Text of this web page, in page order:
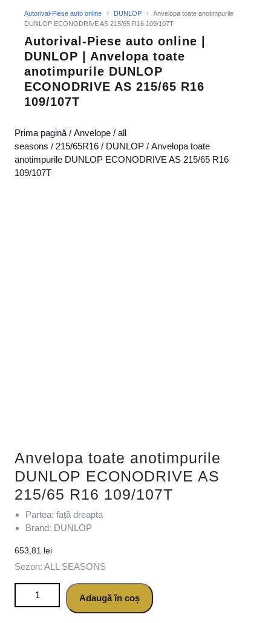
Autorival-Piese auto online › DUNLOP ›
Anvelopa toate anotimpurile
DUNLOP ECONODRIVE AS 215/65 R16 109/107T
Autorival-Piese auto online |
DUNLOP | Anvelopa toate
anotimpurile DUNLOP
ECONODRIVE AS 215/65 R16
109/107T
Prima pagină / Anvelope / all
seasons / 215/65R16 / DUNLOP / Anvelopa toate
anotimpurile DUNLOP ECONODRIVE AS 215/65 R16
109/107T
Anvelopa toate anotimpurile
DUNLOP ECONODRIVE AS
215/65 R16 109/107T
Partea: față dreapta
Brand: DUNLOP
653,81 lei
Sezon: ALL SEASONS
Cantitate Anvelopa toate anotimpurile DUNLOP
ECONODRIVE AS 215/65 R16 109/107T
Adaugă în coș